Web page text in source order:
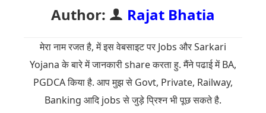
Author: Rajat Bhatia
मेरा नाम रजत है, में इस वेबसाइट पर Jobs और Sarkari
Yojana के बारे में जानकारी share करता हु. मैंने पढाई में BA,
PGDCA किया है. आप मुझ से Govt, Private, Railway,
Banking आदि jobs से जुड़े प्रिश्न भी पूछ सकते है.